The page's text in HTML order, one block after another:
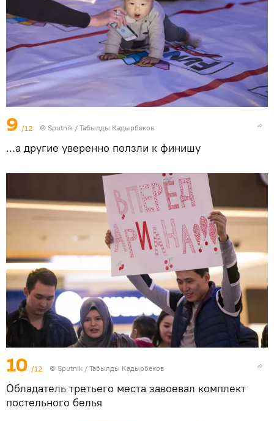
9 /12 © Sputnik / Табылды Кадырбеков
...а другие уверенно ползли к финишу
10 /12 © Sputnik / Табылды Кадырбеков
Обладатель третьего места завоевал комплект
постельного белья